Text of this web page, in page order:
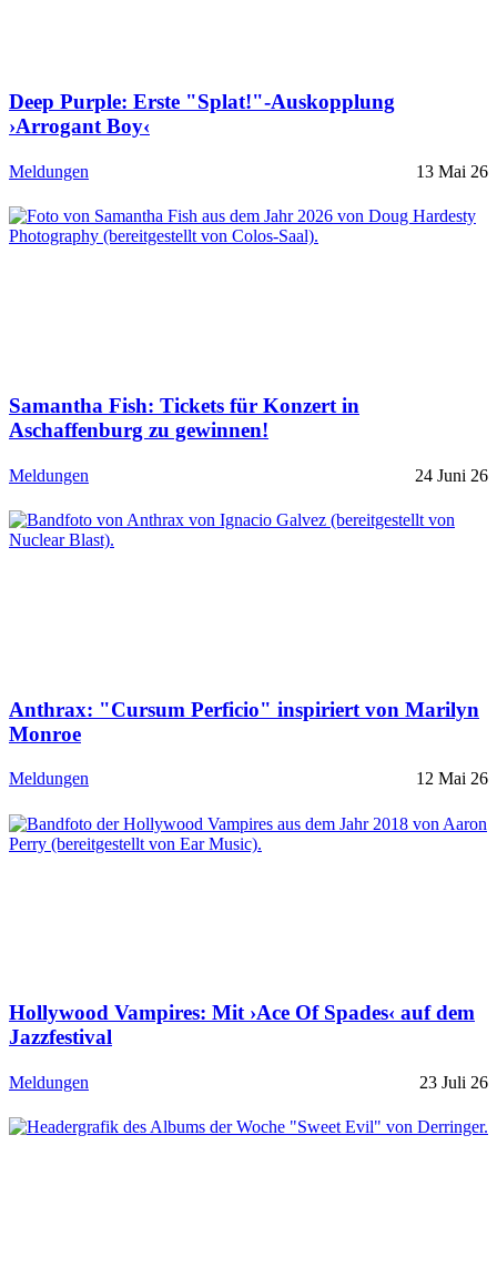
Deep Purple: Erste "Splat!"-Auskopplung
›Arrogant Boy‹
Meldungen 13 Mai 26
Samantha Fish: Tickets für Konzert in
Aschaffenburg zu gewinnen!
Meldungen 24 Juni 26
Anthrax: "Cursum Perficio" inspiriert von Marilyn
Monroe
Meldungen 12 Mai 26
Hollywood Vampires: Mit ›Ace Of Spades‹ auf dem
Jazzfestival
Meldungen 23 Juli 26